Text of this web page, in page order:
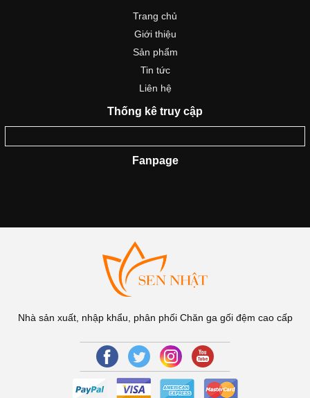
Trang chủ
Giới thiệu
Sản phẩm
Tin tức
Liên hệ
Thống kê truy cập
Fanpage
Nhà sản xuất, nhập khẩu, phân phối Chăn ga gối đệm cao cấp